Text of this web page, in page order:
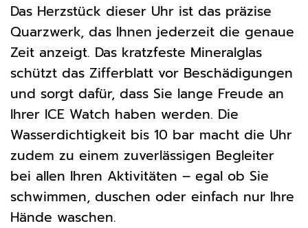
Das Herzstück dieser Uhr ist das präzise
Quarzwerk, das Ihnen jederzeit die genaue
Zeit anzeigt. Das kratzfeste Mineralglas
schützt das Zifferblatt vor Beschädigungen
und sorgt dafür, dass Sie lange Freude an
Ihrer ICE Watch haben werden. Die
Wasserdichtigkeit bis 10 bar macht die Uhr
zudem zu einem zuverlässigen Begleiter
bei allen Ihren Aktivitäten – egal ob Sie
schwimmen, duschen oder einfach nur Ihre
Hände waschen.